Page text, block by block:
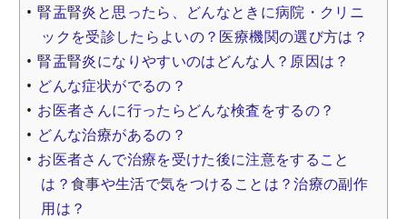
腎盂腎炎と思ったら、どんなときに病院・クリニ
ックを受診したらよいの？医療機関の選び方は？
腎盂腎炎になりやすいのはどんな人？原因は？
どんな症状がでるの？
お医者さんに行ったらどんな検査をするの？
どんな治療があるの？
お医者さんで治療を受けた後に注意をすること
は？食事や生活で気をつけることは？治療の副作
用は？